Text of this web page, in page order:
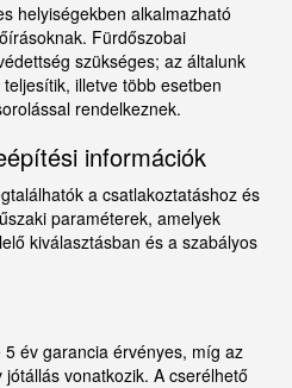
helyiségekben alkalmazható
Fürdőszobai
szükséges; az általunk
illetve több esetben
rendelkeznek.
információk
a csatlakoztatáshoz és
paraméterek, amelyek
kiválasztásban és a szabályos
év garancia érvényes, míg az
vonatkozik. A cserélhető